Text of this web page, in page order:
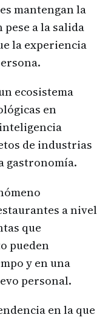
mantengan la
a la salida
la experiencia
ecosistema
en
de industrias
gastronomía.
a nivel
que
pueden
y en una
personal.
en la que